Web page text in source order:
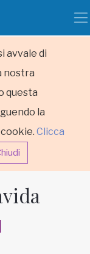
avvale di
nostra
questa
la
Clicca